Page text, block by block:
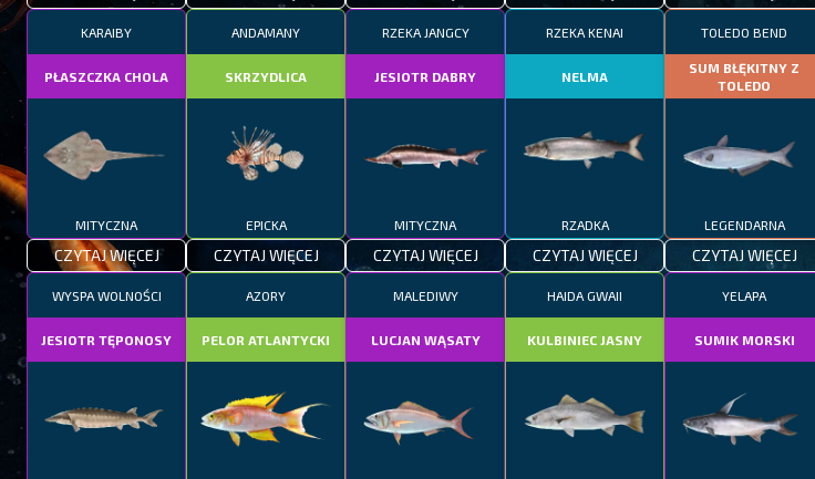
KARAIBY
PŁASZCZKA CHOLA
MITYCZNA
CZYTAJ WIĘCEJ
ANDAMANY
SKRZYDLICA
EPICKA
CZYTAJ WIĘCEJ
RZEKA JANGCY
JESIOTR DABRY
MITYCZNA
CZYTAJ WIĘCEJ
RZEKA KENAI
NELMA
RZADKA
CZYTAJ WIĘCEJ
TOLEDO BEND
SUM BŁĘKITNY Z
TOLEDO
LEGENDARNA
CZYTAJ WIĘCEJ
WYSPA WOLNOŚCI
JESIOTR TĘPONOSY
AZORY
PELOR ATLANTYCKI
MALEDIWY
LUCJAN WĄSATY
HAIDA GWAII
KULBINIEC JASNY
YELAPA
SUMIK MORSKI